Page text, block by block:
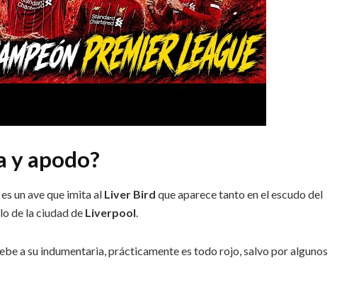
y apodo?
un ave que imita al Liver Bird que aparece tanto en el escudo del
de la ciudad de Liverpool.
a su indumentaria, prácticamente es todo rojo, salvo por algunos